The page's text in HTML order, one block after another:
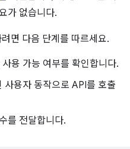
가 없습니다.
면 다음 단계를 따르세요.
용 가능 여부를 확인합니다.
사용자 동작으로 API를 호출
를 전달합니다.